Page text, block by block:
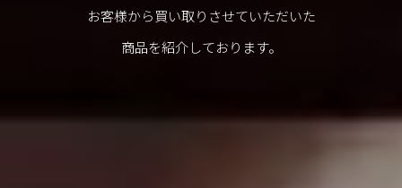
お客様から買い取りさせていただいた
商品を紹介しております。